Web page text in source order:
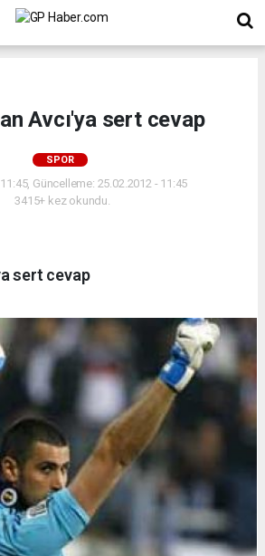
Avcı'ya sert cevap
SPOR
Güncelleme: 25.02.2012 - 11:45
3415+ kez okundu.
sert cevap